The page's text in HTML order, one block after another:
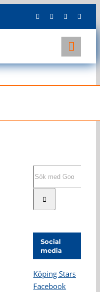
Social
media
Köping Stars
Facebook